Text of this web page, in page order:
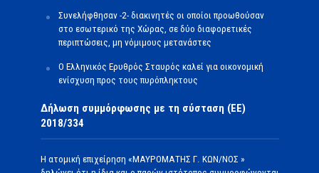
Συνελήφθησαν -2- διακινητές οι οποίοι προωθούσαν
στο εσωτερικό της Χώρας, σε δύο διαφορετικές
περιπτώσεις, μη νόμιμους μετανάστες
O Ελληνικός Ερυθρός Σταυρός καλεί για οικονομική
ενίσχυση προς τους πυρόπληκτους
Δήλωση συμμόρφωσης με τη σύσταση (ΕΕ)
2018/334
Η ατομική επιχείρηση «ΜΑΥΡΟΜΑΤΗΣ Γ. ΚΩΝ/ΝΟΣ »